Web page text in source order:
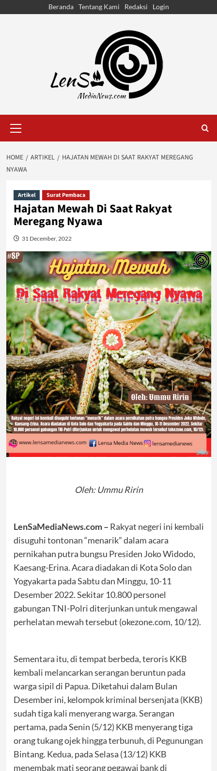
Beranda Tentang Kami Redaksi Login
Menu
HOME ARTIKEL
HAJATAN MEWAH DI SAAT RAKYAT MEREGANG
NYAWA
Artikel Surat Pembaca
Hajatan Mewah Di Saat Rakyat
Meregang Nyawa
31 December, 2022
Oleh: Ummu Ririn
LenSaMediaNews.com – Rakyat negeri ini kembali
disuguhi tontonan “menarik” dalam acara
pernikahan putra bungsu Presiden Joko Widodo,
Kaesang-Erina. Acara diadakan di Kota Solo dan
Yogyakarta pada Sabtu dan Minggu, 10-11
Desember 2022. Sekitar 10.800 personel
gabungan TNI-Polri diterjunkan untuk mengawal
perhelatan mewah tersebut (okezone.com, 10/12).
Sementara itu, di tempat berbeda, teroris KKB
kembali melancarkan serangan beruntun pada
warga sipil di Papua. Diketahui dalam Bulan
Desember ini, kelompok kriminal bersenjata (KKB)
sudah tiga kali menyerang warga. Serangan
pertama, pada Senin (5/12) KKB menyerang tiga
orang tukang ojek hingga terbunuh, di Pegunungan
Bintang. Kedua, pada Selasa (13/12) KKB
menembak mati seorang pegawai bank di